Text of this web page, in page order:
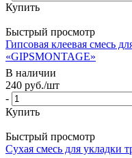
Купить
Быстрый просмотр
Гипсовая клеевая смесь
«GIPSMONTAGE»
В наличии
240 руб./шт
-
Купить
Быстрый просмотр
Сухая смесь для укладки